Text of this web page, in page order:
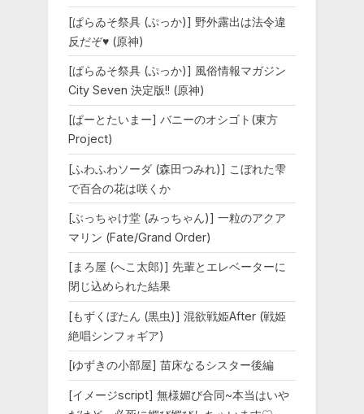
[ぱらゐそ祭具 (ぷっか)] 野外露出は法令違
反だぞ♥ (原神)
[ぱらゐそ祭具 (ぷっか)] 風俗情報マガジン
City Seven 決定版!! (原神)
[ぱーとたいまー] バニーのオシゴト(東方
Project)
[ふわふわソーダ (森田つみれ)] こぼれた雫
で百合の花は咲くか
[ぶっちゃけ堂 (みっちゃん)] 一粒のアクア
マリン (Fate/Grand Order)
[まろ屋 (へこ太郎)] 先輩とエレベーターに
閉じ込められた結果
[もずくぼたん (黒虫)] 混欲戦姫After (戦姫
絶唱シンフォギア)
[ゆずきの小部屋] 苗床なるシスター後編
[イメージscript] 無様媚び合同~本当はいや